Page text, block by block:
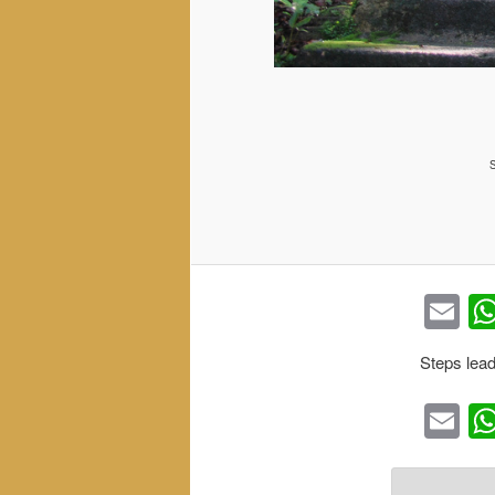
Steps